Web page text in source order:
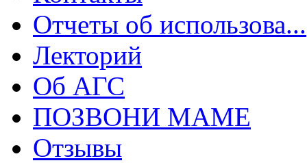
Отчеты об использова...
Лекторий
Об АГС
ПОЗВОНИ МАМЕ
Отзывы